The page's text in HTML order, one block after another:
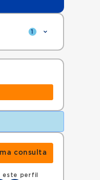
1
consulta
este perfil